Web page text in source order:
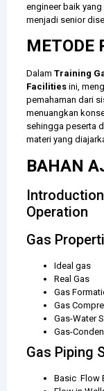
engineer baik
menjadi senior
METODE
Dalam Training
Facilities ini,
pemahaman dari
menuangkan
sehingga peserta
materi yang
BAHAN
Operation
Gas
Ideal gas
Real Gas
Gas
Gas
Gas-Water
Gas-
Gas Piping
Basic Flow